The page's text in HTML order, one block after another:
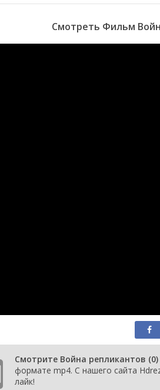
Смотреть Фильм
Смотрите Война репликантов
формате mp4. С нашего сайта
лайк!